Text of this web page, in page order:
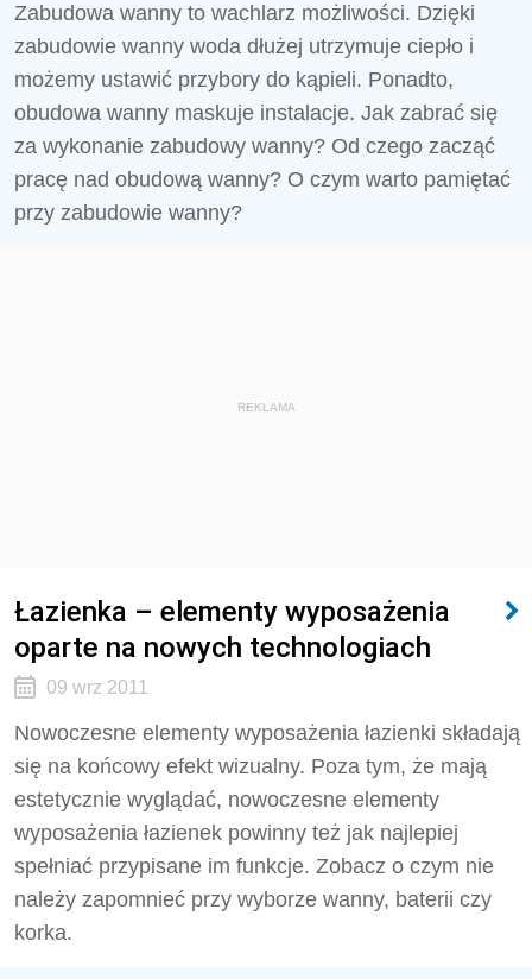
Zabudowa wanny to wachlarz możliwości. Dzięki
zabudowie wanny woda dłużej utrzymuje ciepło i
możemy ustawić przybory do kąpieli. Ponadto,
obudowa wanny maskuje instalacje. Jak zabrać się
za wykonanie zabudowy wanny? Od czego zacząć
pracę nad obudową wanny? O czym warto pamiętać
przy zabudowie wanny?
REKLAMA
Łazienka – elementy wyposażenia
oparte na nowych technologiach
09 wrz 2011
Nowoczesne elementy wyposażenia łazienki składają
się na końcowy efekt wizualny. Poza tym, że mają
estetycznie wyglądać, nowoczesne elementy
wyposażenia łazienek powinny też jak najlepiej
spełniać przypisane im funkcje. Zobacz o czym nie
należy zapomnieć przy wyborze wanny, baterii czy
korka.